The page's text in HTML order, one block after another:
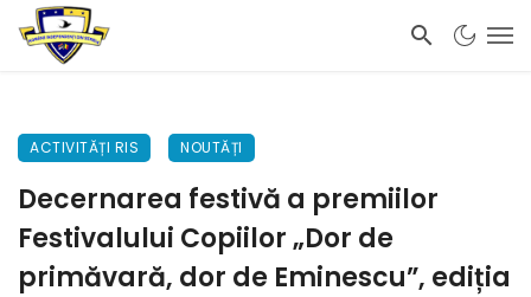
ACTIVITĂȚI RIS NOUTĂȚI
Decernarea festivă a premiilor
Festivalului Copiilor „Dor de
primăvară, dor de Eminescu”, ediția